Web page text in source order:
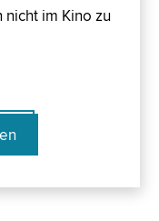
nicht im Kino zu